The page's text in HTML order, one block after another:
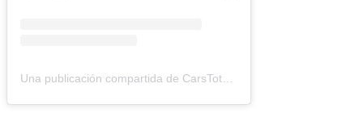
Una publicación compartida de CarsTotal (@carstotal.ok)